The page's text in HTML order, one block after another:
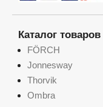
Каталог товаров
FÖRCH
Jonnesway
Thorvik
Ombra